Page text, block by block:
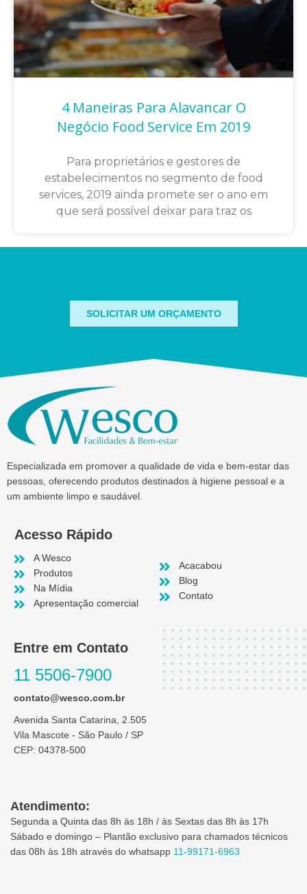
4 Maneiras Para Alavancar O
Negócio Food Service Em 2019
Para proprietários e gestores de
estabelecimentos no segmento de food
services, 2019 ainda promete ser o ano em
que será possível deixar para traz os
SOLICITAR UM ORÇAMENTO
Especializada em promover a qualidade de vida e bem-estar das
pessoas, oferecendo produtos destinados à higiene pessoal e a
um ambiente limpo e saudável.
Acesso Rápido
A Wesco
Produtos
Na Mídia
Apresentação comercial
Acacabou
Blog
Contato
Entre em Contato
11 5506-7900
contato@wesco.com.br
Avenida Santa Catarina, 2.505
Vila Mascote - São Paulo / SP
CEP: 04378-500
Atendimento:
Segunda a Quinta das 8h às 18h / às Sextas das 8h às 17h
Sábado e domingo – Plantão exclusivo para chamados técnicos
das 08h às 18h através do whatsapp 11-99171-6963